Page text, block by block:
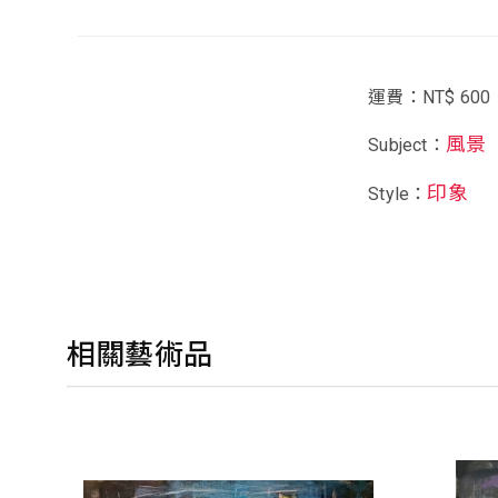
運費：NT$ 600
Subject： 風景
Style：印象
相關藝術品